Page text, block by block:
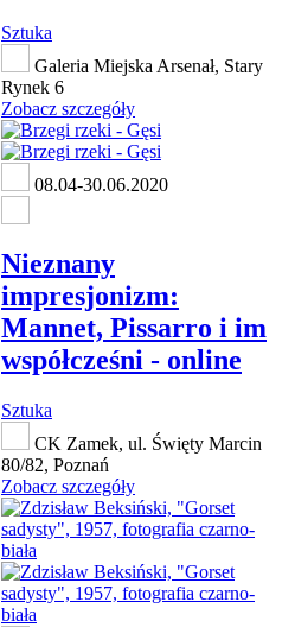
Sztuka
Galeria Miejska Arsenał, Stary
Rynek 6
Zobacz szczegóły
08.04-30.06.2020
Nieznany
impresjonizm:
Mannet, Pissarro i im
współcześni - online
Sztuka
CK Zamek, ul. Święty Marcin
80/82, Poznań
Zobacz szczegóły